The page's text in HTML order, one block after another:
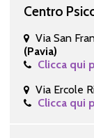
Centro
Via San
(Pavia)
Clicca qui
Via Ercole
Clicca qui